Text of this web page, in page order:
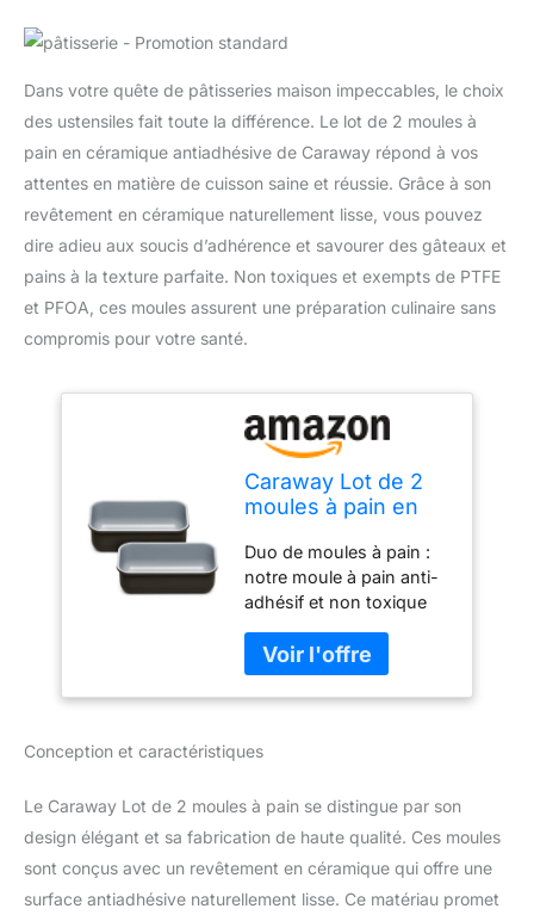
Dans votre quête de pâtisseries maison impeccables, le choix
des ustensiles fait toute la différence. Le lot de 2 moules à
pain en céramique antiadhésive de Caraway répond à vos
attentes en matière de cuisson saine et réussie. Grâce à son
revêtement en céramique naturellement lisse, vous pouvez
dire adieu aux soucis d’adhérence et savourer des gâteaux et
pains à la texture parfaite. Non toxiques et exempts de PTFE
et PFOA, ces moules assurent une préparation culinaire sans
compromis pour votre santé.
Caraway Lot de 2
moules à pain en
antiadhésive de 0,5
kg – Revêtement en
céramique
naturellement lisse
– Non toxique, sans
PTFE et sans PFOA
– Parfait pour les
quartiers, pains,
Duo de moules à pain :
notre moule à pain anti-
adhésif et non toxique
parfaite de votre arsenal
de pâtisserie. Il rend la
cuisson de vos recettes
plus sûre que jamais.
adhésif : nos moules à
pain antiadhésifs
nécessitent moins de
préparation avant la
cuisson et un nettoyage
Conception et caractéristiques
Le Caraway Lot de 2 moules à pain se distingue par son
design élégant et sa fabrication de haute qualité. Ces moules
sont conçus avec un revêtement en céramique qui offre une
surface antiadhésive naturellement lisse. Ce matériau promet